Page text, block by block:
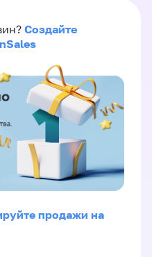
Создайте
продажи на